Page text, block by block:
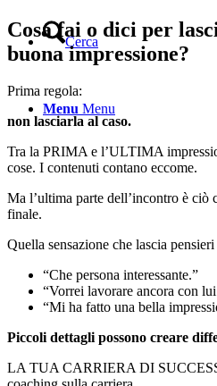
Cerca
Menu Menu
Cosa fai o dici per
buona impressione?
Prima regola:
non lasciarla al caso.
Tra la PRIMA e l’ULTIMA
cose. I contenuti contano eccome.
Ma l’ultima parte dell’incontro è ciò
finale.
Quella sensazione che lascia
“Che persona interessante.”
“Vorrei lavorare ancora con
“Mi ha fatto una bella
Piccoli dettagli possono creare
LA TUA CARRIERA DI